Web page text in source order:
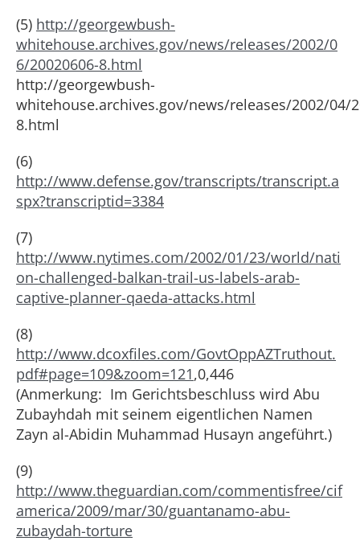
(5) http://georgewbush-
whitehouse.archives.gov/news/releases/2002/0
6/20020606-8.html
http://georgewbush-
whitehouse.archives.gov/news/releases/2002/04/
8.html
(6)
http://www.defense.gov/transcripts/transcript.a
spx?transcriptid=3384
(7)
http://www.nytimes.com/2002/01/23/world/nati
on-challenged-balkan-trail-us-labels-arab-
captive-planner-qaeda-attacks.html
(8)
http://www.dcoxfiles.com/GovtOppAZTruthout.
pdf#page=109&zoom=121,0,446
(Anmerkung: Im Gerichtsbeschluss wird Abu
Zubayhdah mit seinem eigentlichen Namen
Zayn al-Abidin Muhammad Husayn angeführt.)
(9)
http://www.theguardian.com/commentisfree/cif
america/2009/mar/30/guantanamo-abu-
zubaydah-torture